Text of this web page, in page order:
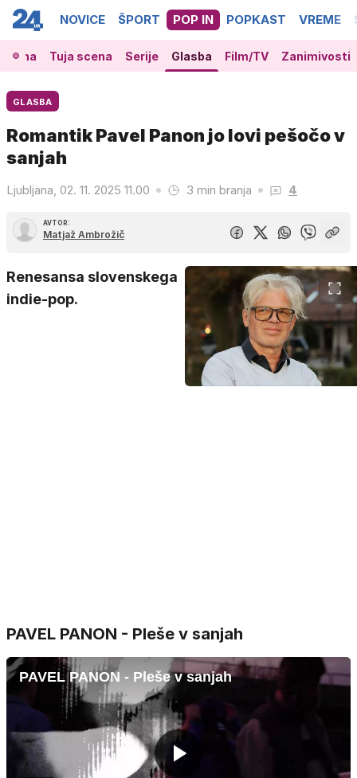
NOVICE ŠPORT POP IN POPKAST VREME
Tuja scena Serije Glasba Film/TV Zanimivosti
GLASBA
Romantik Pavel Panon jo lovi pešočo v
sanjah
Ljubljana, 02. 11. 2025 11.00 3 min branja 4
AVTOR:
Matjaž Ambrožič
Renesansa slovenskega
indie-pop.
PAVEL PANON - Pleše v sanjah
PAVEL PANON - Pleše v sanjah